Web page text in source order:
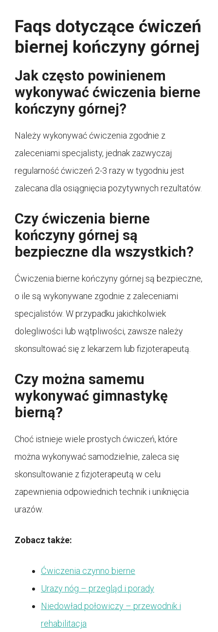
Faqs dotyczące ćwiczeń
biernej kończyny górnej
Jak często powinienem
wykonywać ćwiczenia bierne
kończyny górnej?
Należy wykonywać ćwiczenia zgodnie z
zaleceniami specjalisty, jednak zazwyczaj
regularność ćwiczeń 2-3 razy w tygodniu jest
zalecana dla osiągnięcia pozytywnych rezultatów.
Czy ćwiczenia bierne
kończyny górnej są
bezpieczne dla wszystkich?
Ćwiczenia bierne kończyny górnej są bezpieczne,
o ile są wykonywane zgodnie z zaleceniami
specjalistów. W przypadku jakichkolwiek
dolegliwości lub wątpliwości, zawsze należy
skonsultować się z lekarzem lub fizjoterapeutą.
Czy można samemu
wykonywać gimnastykę
bierną?
Choć istnieje wiele prostych ćwiczeń, które
można wykonywać samodzielnie, zaleca się
skonsultowanie z fizjoterapeutą w celu
zapewnienia odpowiednich technik i uniknięcia
urazów.
Zobacz także:
Ćwiczenia czynno bierne
Urazy nóg – przegląd i porady
Niedowład połowiczy – przewodnik i
rehabilitacja